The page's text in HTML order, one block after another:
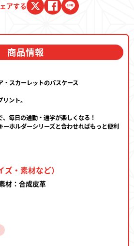
アする
商品情報
スカーレットのパスケース
ント。
、毎日の通勤・通学が楽しくなる！
ーホルダーシリーズと合わせればもっと便利
・素材など）
材：合成皮革